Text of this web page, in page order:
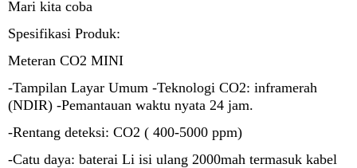
Mari kita coba
Spesifikasi Produk:
Meteran CO2 MINI
-Tampilan Layar Umum -Teknologi CO2: inframerah
(NDIR) -Pemantauan waktu nyata 24 jam.
-Rentang deteksi: CO2 ( 400-5000 ppm)
-Catu daya: baterai Li isi ulang 2000mah termasuk kabel